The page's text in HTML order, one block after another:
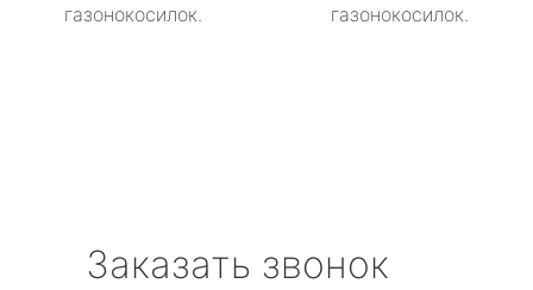
газонокосилок.
газонокосилок.
Заказать звонок